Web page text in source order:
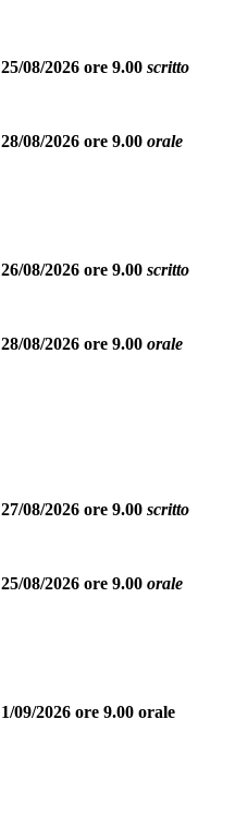
25/08/2026 ore 9.00 scritto
28/08/2026 ore 9.00 orale
26/08/2026 ore 9.00 scritto
28/08/2026 ore 9.00 orale
27/08/2026 ore 9.00 scritto
25/08/2026 ore 9.00 orale
1/09/2026 ore 9.00 orale